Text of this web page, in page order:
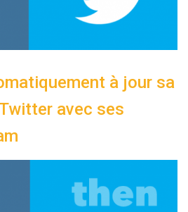
à jour sa
avec ses